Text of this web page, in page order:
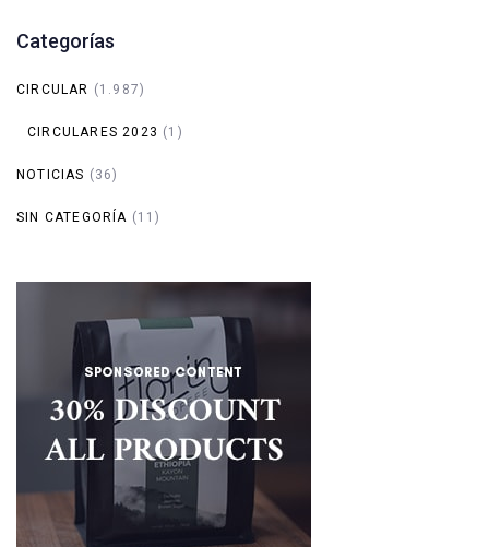
Categorías
CIRCULAR (1.987)
CIRCULARES 2023 (1)
NOTICIAS (36)
SIN CATEGORÍA (11)